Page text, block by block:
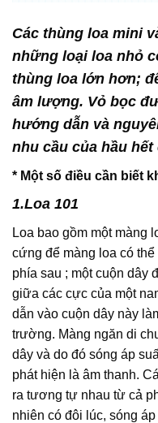
Các thùng loa mini
những loại loa nhỏ
thùng loa lớn hơn;
âm lượng. Vỏ bọc
hướng dẫn và
nhu cầu của hầu
* Một số điều cần biết
1.Loa 101
Loa bao gồm một màng
cứng để màng loa có
phía sau ; một cuộn dây
giữa các cực của một
dẫn vào cuộn dây này
trường. Màng ngăn di
dây và do đó sóng áp
phát hiện là âm thanh.
ra tương tự nhau từ cả
nhiên có đôi lúc, sóng